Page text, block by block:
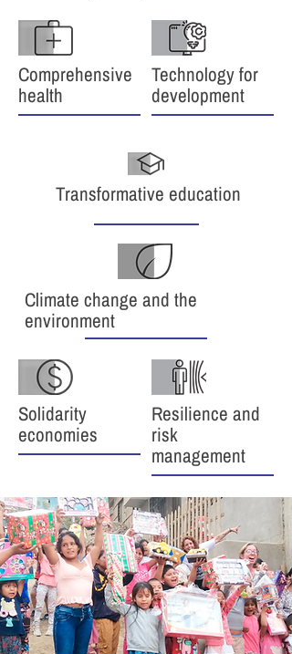
Comprehensive
health
Technology for
development
Transformative education
Climate change and the
environment
Solidarity
economies
Resilience and
risk
management